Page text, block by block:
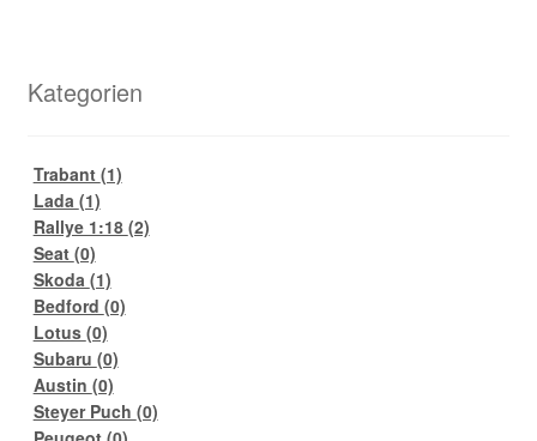
Kategorien
Trabant (1)
Lada (1)
Rallye 1:18 (2)
Seat (0)
Skoda (1)
Bedford (0)
Lotus (0)
Subaru (0)
Austin (0)
Steyer Puch (0)